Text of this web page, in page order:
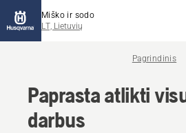
Miško ir sodo
LT, Lietuvių
Pagrindinis
Paprasta atlikti
darbus